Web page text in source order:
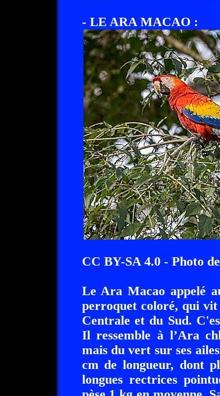
- LE ARA MACAO :
CC BY-SA 4.0 - Photo
Le Ara Macao appelé
perroquet coloré, qui
Centrale et du Sud.
Il ressemble à l’Ara
mais du vert sur ses
cm de longueur, dont
longues rectrices